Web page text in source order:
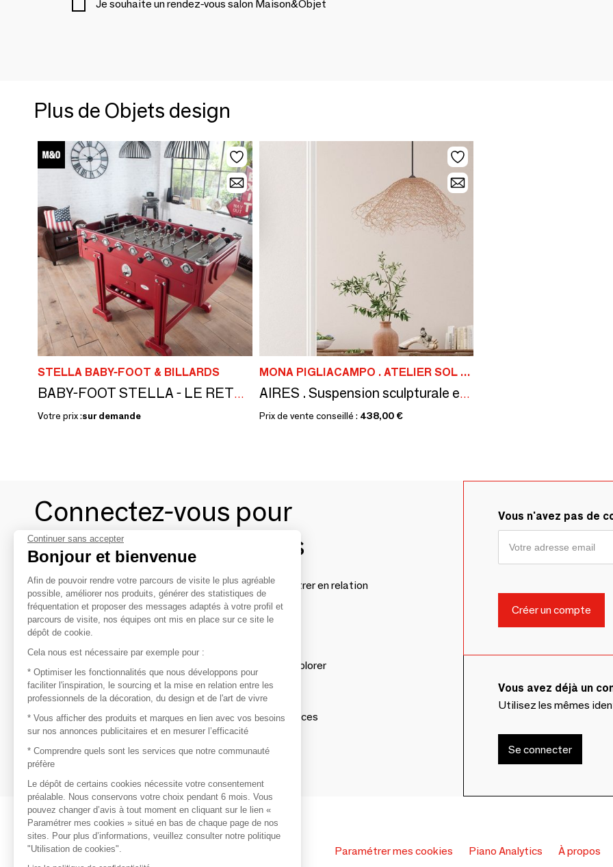
Je souhaite un rendez-vous salon Maison&Objet
Plus de Objets design
STELLA BABY-FOOT & BILLARDS
BABY-FOOT STELLA - LE RETRO
Votre prix :sur demande
MONA PIGLIACAMPO . ATELIER SOL DE MAYO
AIRES . Suspension sculpturale en papier
Prix de vente conseillé : 438,00 €
Connectez-vous pour
contacter les marques
Afin de profiter au mieux de l'expérience MOM et de rentrer en relation
avec vos marques préférées, créez-vous un compte.
Découvrir
Les produits de milliers de fournisseurs à explorer
S'inspirer
Inspiration et sélections de produits tendances
Contacter
Vous n'avez pas de
Vous avez déjà un
Utilisez les mêmes
Se connecter
Paramétrer mes cookies Piano Analytics À propos
Continuer sans accepter
Bonjour et bienvenue
Afin de pouvoir rendre votre parcours de visite le plus agréable
possible, améliorer nos produits, générer des statistiques de
fréquentation et proposer des messages adaptés à votre profil et
parcours de visite, nos équipes ont mis en place sur ce site le
dépôt de cookie.
Cela nous est nécessaire par exemple pour :
* Optimiser les fonctionnalités que nous développons pour
faciliter l'inspiration, le sourcing et la mise en relation entre les
professionnels de la décoration, du design et de l'art de vivre
* Vous afficher des produits et marques en lien avec vos besoins
sur nos annonces publicitaires et en mesurer l’efficacité
* Comprendre quels sont les services que notre communauté
préfère
Le dépôt de certains cookies nécessite votre consentement
préalable. Nous conservons votre choix pendant 6 mois. Vous
pouvez changer d’avis à tout moment en cliquant sur le lien «
Paramétrer mes cookies » situé en bas de chaque page de nos
sites. Pour plus d’informations, veuillez consulter notre politique
"Utilisation de cookies".